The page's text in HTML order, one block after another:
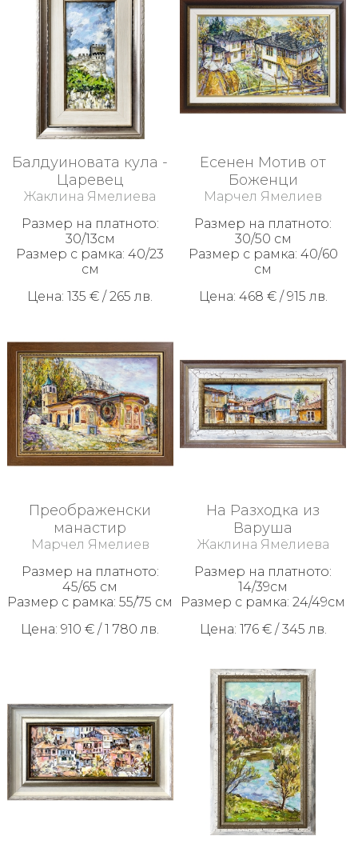
Балдуиновата кула -
Царевец
Жаклина Ямелиева
Размер на платното:
30/13см
Размер с рамка: 40/23
см
Цена: 135 € / 265 лв.
Есенен Мотив от
Боженци
Марчел Ямелиев
Размер на платното:
30/50 см
Размер с рамка: 40/60
см
Цена: 468 € / 915 лв.
Преображенски
манастир
Марчел Ямелиев
Размер на платното:
45/65 см
Размер с рамка: 55/75 см
Цена: 910 € / 1 780 лв.
На Разходка из
Варуша
Жаклина Ямелиева
Размер на платното:
14/39см
Размер с рамка: 24/49см
Цена: 176 € / 345 лв.